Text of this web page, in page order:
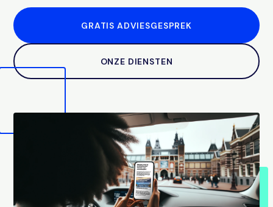
GRATIS ADVIESGESPREK
ONZE DIENSTEN